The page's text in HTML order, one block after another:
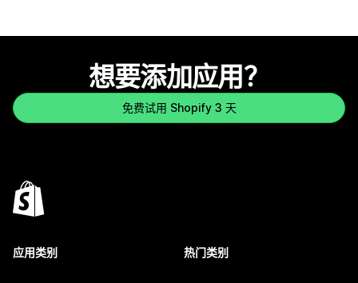
想要添加应用？
免费试用 Shopify 3 天
应用类别 热门类别